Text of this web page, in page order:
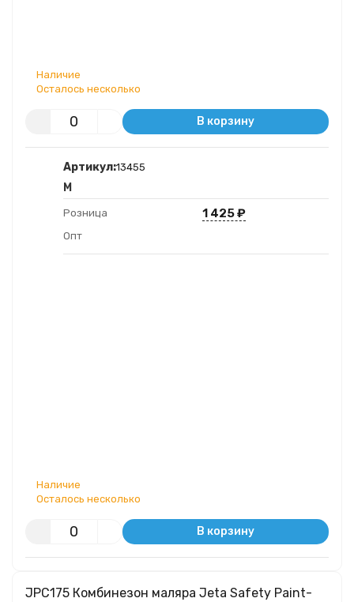
Наличие
Осталось несколько
В корзину
Артикул:13455
M
Розница 1 425₽
Опт
Наличие
Осталось несколько
В корзину
JPC175 Комбинезон маляра Jeta Safety Paint-